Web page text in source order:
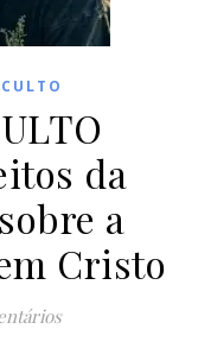
da
a
Cristo